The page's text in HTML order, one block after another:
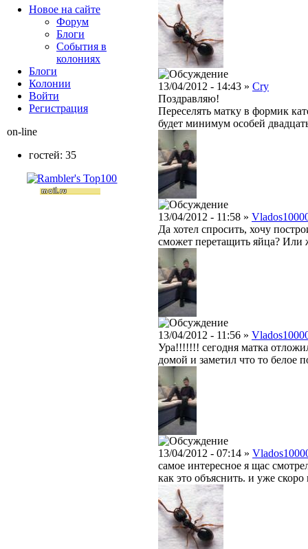
13/04/2012 - 14:43 » Cry
Поздравляю!
Переселять матку в формик
будет минимум особей
13/04/2012 - 11:58 »
Да хотел спросить, хочу
сможет перетащить яйца? Или
13/04/2012 - 11:56 »
Ура!!!!!!! сегодня матка
домой и заметил что то белое
13/04/2012 - 07:14 »
самое интересное я щас
как это объяснить. и уже скоро
Новое на сайте
Форум
Блоги
События в
колониях
Блоги
Колонии
Войти
Peгиcтpaция
on-line
гостей: 35